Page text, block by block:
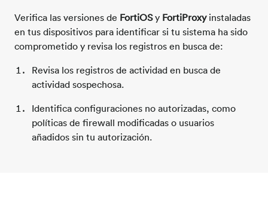
Verifica las versiones de FortiOSy FortiProxyinstaladas
en tus dispositivos para identificar si tu sistema ha sido
comprometido y revisa los registros en busca de:
Revisa los registros de actividad en busca de
actividad sospechosa.
Identifica configuraciones no autorizadas, como
políticas de firewall modificadas o usuarios
añadidos sin tu autorización.